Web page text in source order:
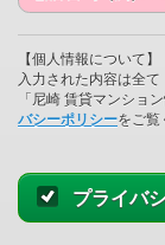
【個人情報について】
入力された内容は全て
「尼崎 賃貸マンショ
バシーポリシーをご覧
プライバ